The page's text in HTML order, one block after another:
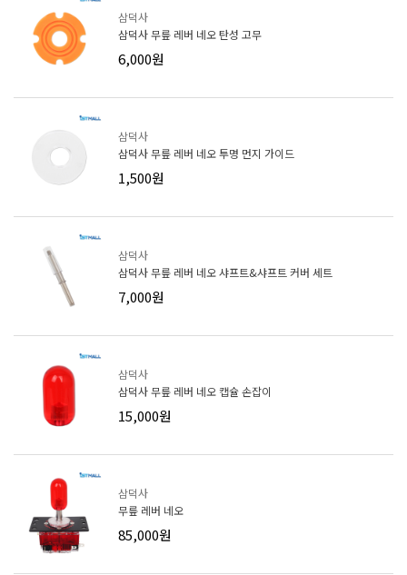
삼덕사
삼덕사 무릎 레버 네오 탄성 고무
6,000원
삼덕사
삼덕사 무릎 레버 네오 투명 먼지 가이드
1,500원
삼덕사
삼덕사 무릎 레버 네오 샤프트&샤프트 커버 세트
7,000원
삼덕사
삼덕사 무릎 레버 네오 캡슐 손잡이
15,000원
삼덕사
무릎 레버 네오
85,000원